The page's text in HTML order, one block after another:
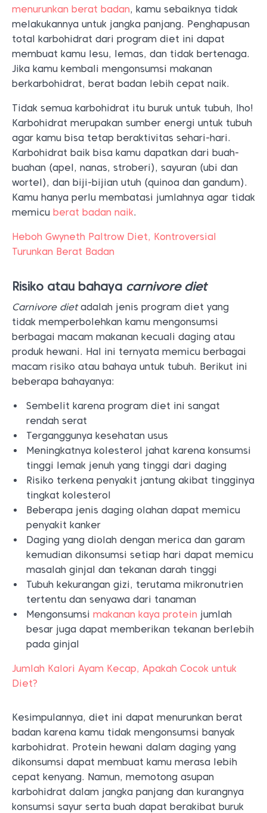
menurunkan berat badan, kamu sebaiknya tidak
melakukannya untuk jangka panjang. Penghapusan
total karbohidrat dari program diet ini dapat
membuat kamu lesu, lemas, dan tidak bertenaga.
Jika kamu kembali mengonsumsi makanan
berkarbohidrat, berat badan lebih cepat naik.
Tidak semua karbohidrat itu buruk untuk tubuh, lho!
Karbohidrat merupakan sumber energi untuk tubuh
agar kamu bisa tetap beraktivitas sehari-hari.
Karbohidrat baik bisa kamu dapatkan dari buah-
buahan (apel, nanas, stroberi), sayuran (ubi dan
wortel), dan biji-bijian utuh (quinoa dan gandum).
Kamu hanya perlu membatasi jumlahnya agar tidak
memicu berat badan naik.
Heboh Gwyneth Paltrow Diet, Kontroversial
Turunkan Berat Badan
Risiko atau bahaya carnivore diet
Carnivore dietadalah jenis program diet yang
tidak memperbolehkan kamu mengonsumsi
berbagai macam makanan kecuali daging atau
produk hewani. Hal ini ternyata memicu berbagai
macam risiko atau bahaya untuk tubuh. Berikut ini
beberapa bahayanya:
Sembelit karena program diet ini sangat
rendah serat
Terganggunya kesehatan usus
Meningkatnya kolesterol jahat karena konsumsi
tinggi lemak jenuh yang tinggi dari daging
Risiko terkena penyakit jantung akibat tingginya
tingkat kolesterol
Beberapa jenis daging olahan dapat memicu
penyakit kanker
Daging yang diolah dengan merica dan garam
kemudian dikonsumsi setiap hari dapat memicu
masalah ginjal dan tekanan darah tinggi
Tubuh kekurangan gizi, terutama mikronutrien
tertentu dan senyawa dari tanaman
Mengonsumsi makanan kaya protein jumlah
besar juga dapat memberikan tekanan berlebih
pada ginjal
Jumlah Kalori Ayam Kecap, Apakah Cocok untuk
Diet?
Kesimpulannya, diet ini dapat menurunkan berat
badan karena kamu tidak mengonsumsi banyak
karbohidrat. Protein hewani dalam daging yang
dikonsumsi dapat membuat kamu merasa lebih
cepat kenyang. Namun, memotong asupan
karbohidrat dalam jangka panjang dan kurangnya
konsumsi sayur serta buah dapat berakibat buruk